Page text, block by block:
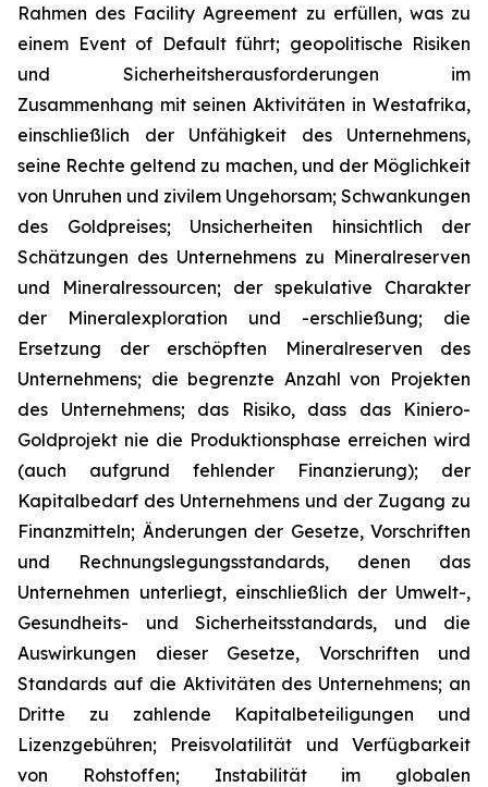
Rahmen des Facility Agreement zu erfüllen, was zu
einem Event of Default führt; geopolitische Risiken
und Sicherheitsherausforderungen im
Zusammenhang mit seinen Aktivitäten in Westafrika,
einschließlich der Unfähigkeit des Unternehmens,
seine Rechte geltend zu machen, und der Möglichkeit
von Unruhen und zivilem Ungehorsam; Schwankungen
des Goldpreises; Unsicherheiten hinsichtlich der
Schätzungen des Unternehmens zu Mineralreserven
und Mineralressourcen; der spekulative Charakter
der Mineralexploration und -erschließung; die
Ersetzung der erschöpften Mineralreserven des
Unternehmens; die begrenzte Anzahl von Projekten
des Unternehmens; das Risiko, dass das Kiniero-
Goldprojekt nie die Produktionsphase erreichen wird
(auch aufgrund fehlender Finanzierung); der
Kapitalbedarf des Unternehmens und der Zugang zu
Finanzmitteln; Änderungen der Gesetze, Vorschriften
und Rechnungslegungsstandards, denen das
Unternehmen unterliegt, einschließlich der Umwelt-,
Gesundheits- und Sicherheitsstandards, und die
Auswirkungen dieser Gesetze, Vorschriften und
Standards auf die Aktivitäten des Unternehmens; an
Dritte zu zahlende Kapitalbeteiligungen und
Lizenzgebühren; Preisvolatilität und Verfügbarkeit
von Rohstoffen; Instabilität im globalen